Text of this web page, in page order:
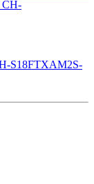
S18FTXAM2S-